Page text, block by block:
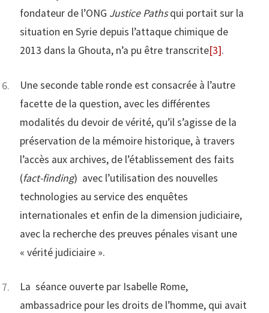
fondateur de l’ONG Justice Pathsqui portait sur la
situation en Syrie depuis l’attaque chimique de
2013 dans la Ghouta, n’a pu être transcrite[3].
Une seconde table ronde est consacrée à l’autre
facette de la question, avec les différentes
modalités du devoir de vérité, qu’il s’agisse de la
préservation de la mémoire historique, à travers
l’accès aux archives, de l’établissement des faits
(fact-finding) avec l’utilisation des nouvelles
technologies au service des enquêtes
internationales et enfin de la dimension judiciaire,
avec la recherche des preuves pénales visant une
« vérité judiciaire ».
La séance ouverte par Isabelle Rome,
ambassadrice pour les droits de l’homme, qui avait